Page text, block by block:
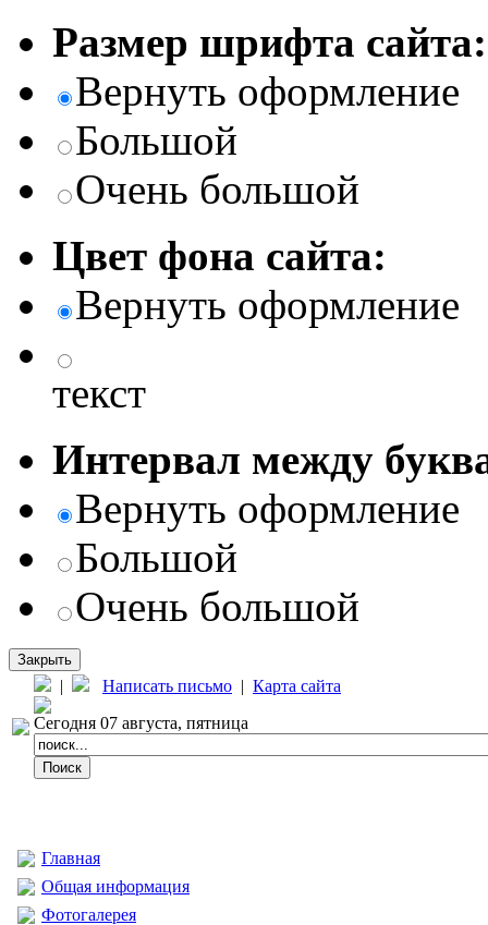
Размер шрифта сайта:
Вернуть оформление
Большой
Очень большой
Цвет фона сайта:
Вернуть оформление
текст
Интервал между
Вернуть оформление
Большой
Очень большой
Закрыть
| Написать письмо | Карта сайта
Сегодня 07 августа, пятница
Главная
Общая информация
Фотогалерея